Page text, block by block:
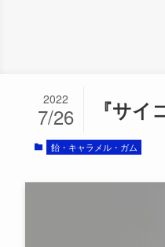
『サ
2022
7/26
飴・キャラメル・ガム